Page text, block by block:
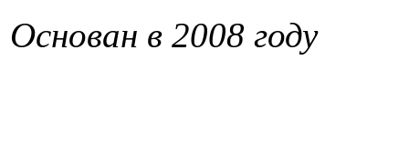
Основан в 2008 году